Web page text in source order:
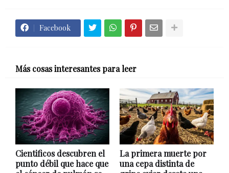
Facebook
Más cosas interesantes para leer
Cientificos descubren el
punto débil que hace que
La primera muerte por
una cepa distinta de